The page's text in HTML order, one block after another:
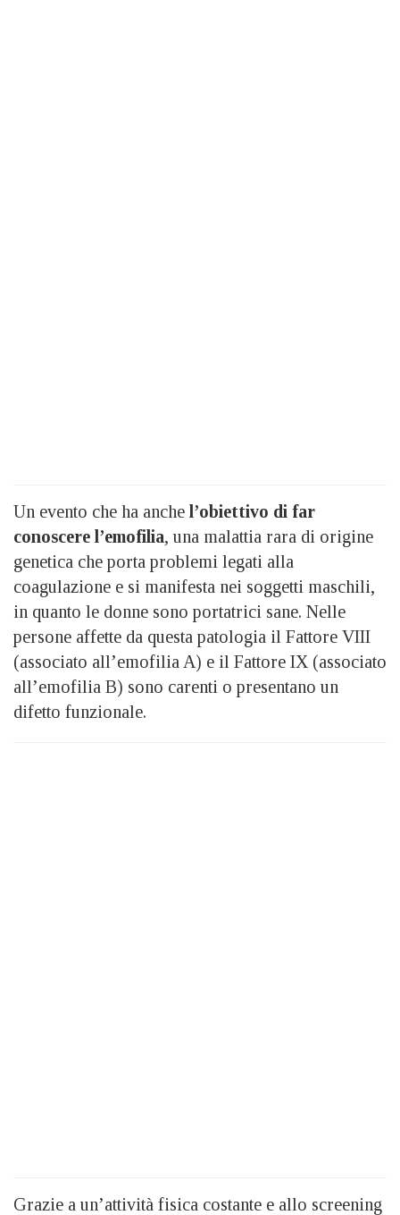
Un evento che ha anche l’obiettivo di far
conoscere l’emofilia, una malattia rara di origine
genetica che porta problemi legati alla
coagulazione e si manifesta nei soggetti maschili,
in quanto le donne sono portatrici sane. Nelle
persone affette da questa patologia il Fattore VIII
(associato all’emofilia A) e il Fattore IX (associato
all’emofilia B) sono carenti o presentano un
difetto funzionale.
Grazie a un’attività fisica costante e allo screening